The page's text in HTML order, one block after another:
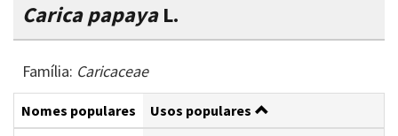
Carica papayaL.
Família: Caricaceae
Nomes populares
Usos populares